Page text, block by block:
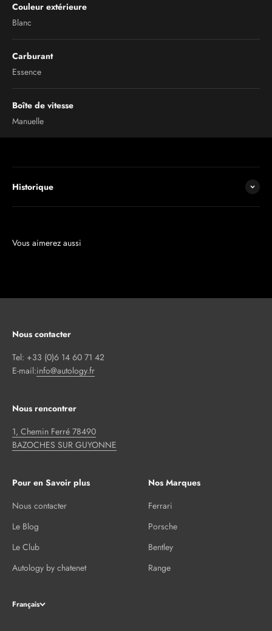
Couleur extérieure
Blanc
Carburant
Essence
Boîte de vitesse
Manuelle
Historique
Nous contacter
Tel: +33 (0)6 14 60 71 42
E-mail:info@autology.fr
Nous rencontrer
1, Chemin Ferré 78490
BAZOCHES SUR GUYONNE
Pour en Savoir plus
Nous contacter
Le Blog
Le Club
Autology by chatenet
Nos Marques
Ferrari
Porsche
Bentley
Range
Français